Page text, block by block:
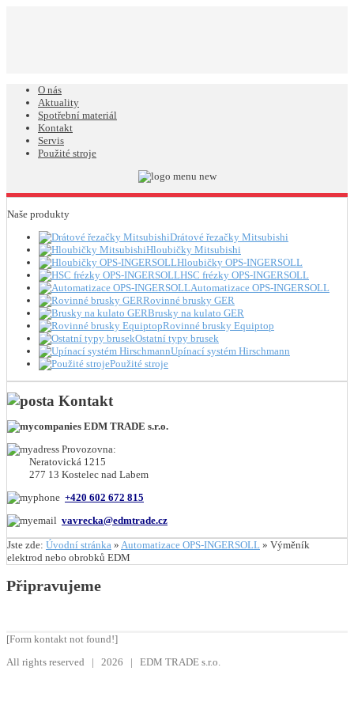
O nás
Aktuality
Spotřební materiál
Kontakt
Servis
Použité stroje
Naše produkty
Drátové řezačky Mitsubishi
Hloubičky Mitsubishi
Hloubičky OPS-INGERSOLL
HSC frézky OPS-INGERSOLL
Automatizace OPS-INGERSOLL
Rovinné brusky GER
Brusky na kulato GER
Rovinné brusky Equiptop
Ostatní typy brusek
Upínací systém Hirschmann
Použité stroje
Kontakt
EDM TRADE s.r.o.
Provozovna:
Neratovická 1215
277 13 Kostelec nad Labem
+420 602 672 815
vavrecka@edmtrade.cz
Jste zde: Úvodní stránka » Automatizace OPS-INGERSOLL » Výměník
elektrod nebo obrobků EDM
Připravujeme
[Form kontakt not found!]
All rights reserved | 2026 | EDM TRADE s.r.o.